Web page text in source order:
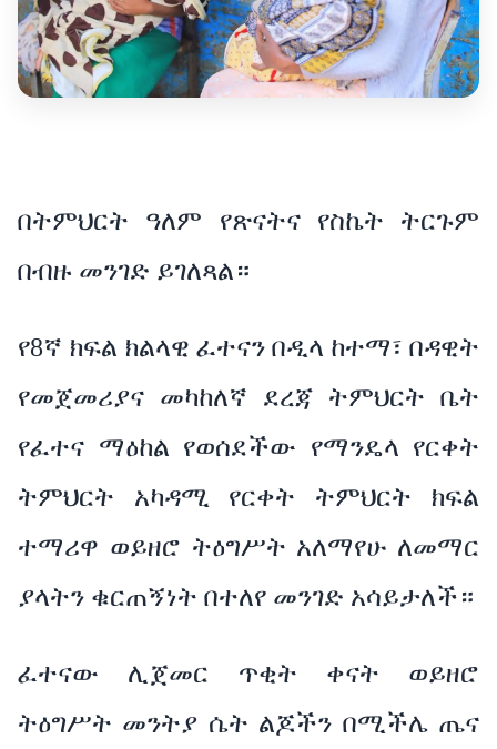
በትምህርት ዓለም የጽናትና የስኬት ትርጉም
በብዙ መንገድ ይገለጻል።
የ8ኛ ክፍል ክልላዊ ፈተናን በዲላ ከተማ፣ በዳዊት
የመጀመሪያና መካከለኛ ደረጃ ትምህርት ቤት
የፈተና ማዕከል የወሰደችው የማንዴላ የርቀት
ትምህርት አካዳሚ የርቀት ትምህርት ክፍል
ተማሪዋ ወይዘሮ ትዕግሥት አለማየሁ ለመማር
ያላትን ቁርጠኝነት በተለየ መንገድ አሳይታለች።
ፈተናው ሊጀመር ጥቂት ቀናት ወይዘሮ
ትዕግሥት መንትያ ሴት ልጆችን በሚችሌ ጤና